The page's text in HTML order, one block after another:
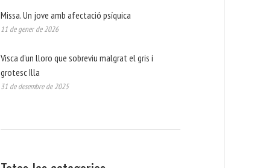
Missa. Un jove amb afectació psíquica
11 de gener de 2026
Visca d’un lloro que sobreviu malgrat el gris i
grotesc Illa
31 de desembre de 2025